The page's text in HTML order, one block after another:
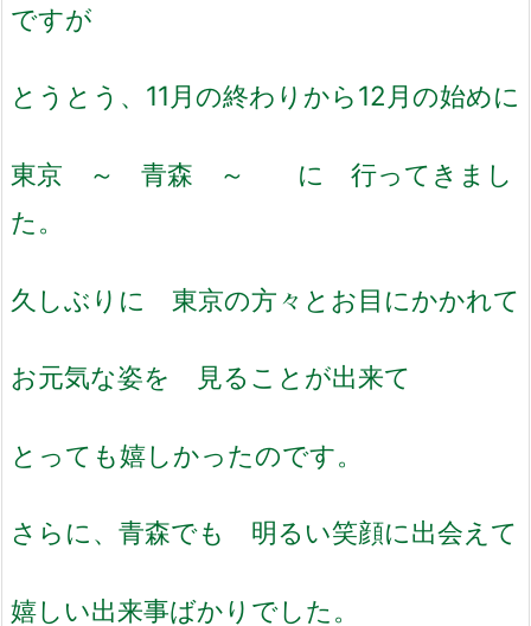
ですが
とうとう、11月の終わりから12月の始めに
東京 ～ 青森 ～ に 行ってきまし
た。
久しぶりに 東京の方々とお目にかかれて
お元気な姿を 見ることが出来て
とっても嬉しかったのです。
さらに、青森でも 明るい笑顔に出会えて
嬉しい出来事ばかりでした。